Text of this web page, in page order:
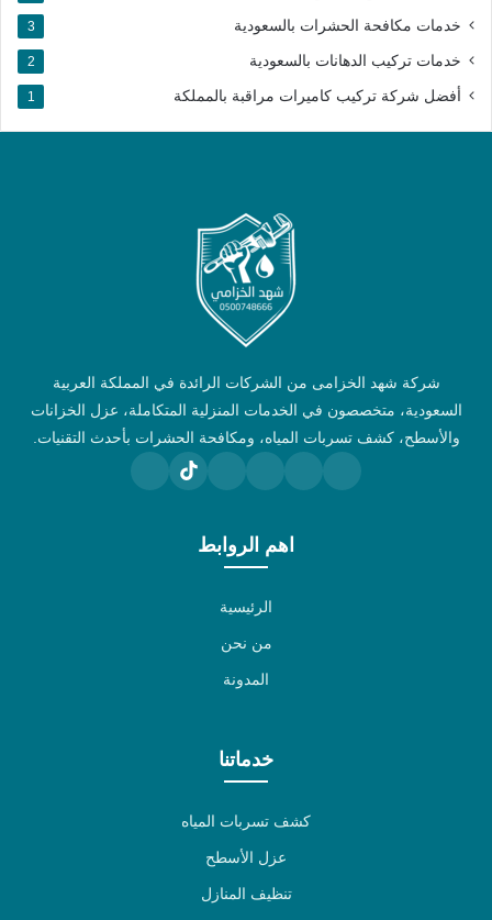
خدمات مكافحة الحشرات بالسعودية 3
خدمات تركيب الدهانات بالسعودية 2
أفضل شركة تركيب كاميرات مراقبة بالمملكة​ 1
شركة شهد الخزامى من الشركات الرائدة في المملكة العربية
السعودية، متخصصون في الخدمات المنزلية المتكاملة، عزل الخزانات
والأسطح، كشف تسربات المياه، ومكافحة الحشرات بأحدث التقنيات.
اهم الروابط
الرئيسية
من نحن
المدونة
خدماتنا
كشف تسربات المياه
عزل الأسطح
تنظيف المنازل